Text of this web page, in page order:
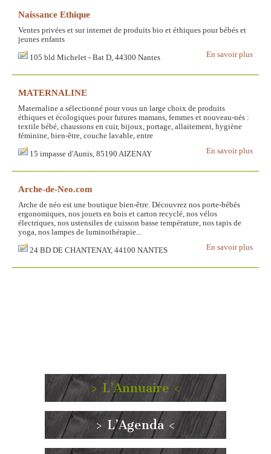
Naissance Ethique
Ventes privées et sur internet de produits bio et éthiques pour bébés et
jeunes enfants
En savoir plus
105 bld Michelet - Bat D, 44300 Nantes
MATERNALINE
Maternaline a sélectionné pour vous un large choix de produits
éthiques et écologiques pour futures mamans, femmes et nouveau-nés :
textile bébé, chaussons en cuir, bijoux, portage, allaitement, hygiène
féminine, bien-être, couche lavable, entre
En savoir plus
15 impasse d'Aunis, 85190 AIZENAY
Arche-de-Neo.com
Arche de néo est une boutique bien-être. Découvrez nos porte-bébés
ergonomiques, nos jouets en bois et carton recyclé, nos vélos
électriques, nos ustensiles de cuisson basse température, nos tapis de
yoga, nos lampes de luminothérapie...
En savoir plus
24 BD DE CHANTENAY, 44100 NANTES
> L’Annuaire <
> L’Agenda <